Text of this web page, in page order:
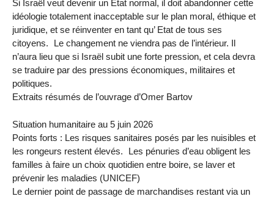
Si Israël veut devenir un Etat normal, il doit abandonner cette
idéologie totalement inacceptable sur le plan moral, éthique et
juridique, et se réinventer en tant qu’ Etat de tous ses
citoyens. Le changement ne viendra pas de l’intérieur. Il
n’aura lieu que si Israël subit une forte pression, et cela devra
se traduire par des pressions économiques, militaires et
politiques.
Extraits résumés de l’ouvrage d’Omer Bartov
Situation humanitaire au 5 juin 2026
Points forts : Les risques sanitaires posés par les nuisibles et
les rongeurs restent élevés. Les pénuries d’eau obligent les
familles à faire un choix quotidien entre boire, se laver et
prévenir les maladies (UNICEF)
Le dernier point de passage de marchandises restant via un